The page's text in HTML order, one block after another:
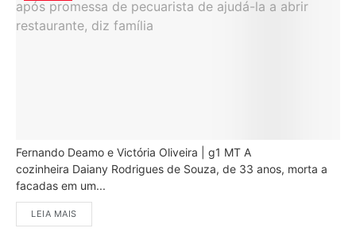
Fernando Deamo e Victória Oliveira | g1 MT A
cozinheira Daiany Rodrigues de Souza, de 33 anos, morta a
facadas em um...
LEIA MAIS